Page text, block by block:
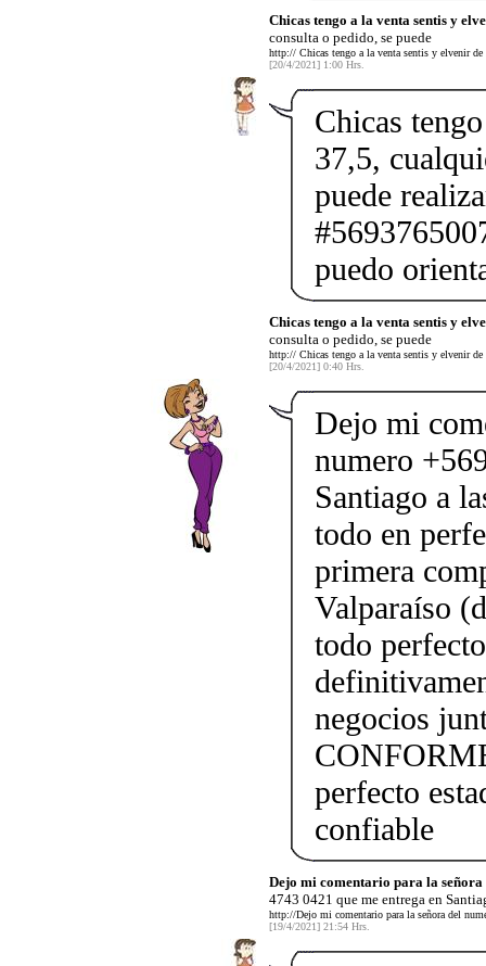
Chicas tengo a la venta sentis y
consulta o pedido, se puede
http:// Chicas tengo a la venta sentis y elvenir
[20/4/2021] 1:00 Hrs.
Chicas
37,5,
puede
puedo
Chicas tengo a la venta sentis y
consulta o pedido, se puede
http:// Chicas tengo a la venta sentis y elvenir
[20/4/2021] 0:40 Hrs.
Dejo mi
numero
Santiago a
todo en
primera
Valparaíso
todo
negocios
perfecto
confiable
Dejo mi comentario para la
4743 0421 que me entrega en
http://Dejo mi comentario para la señora del
[19/4/2021] 21:54 Hrs.